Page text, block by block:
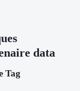
data
Tag